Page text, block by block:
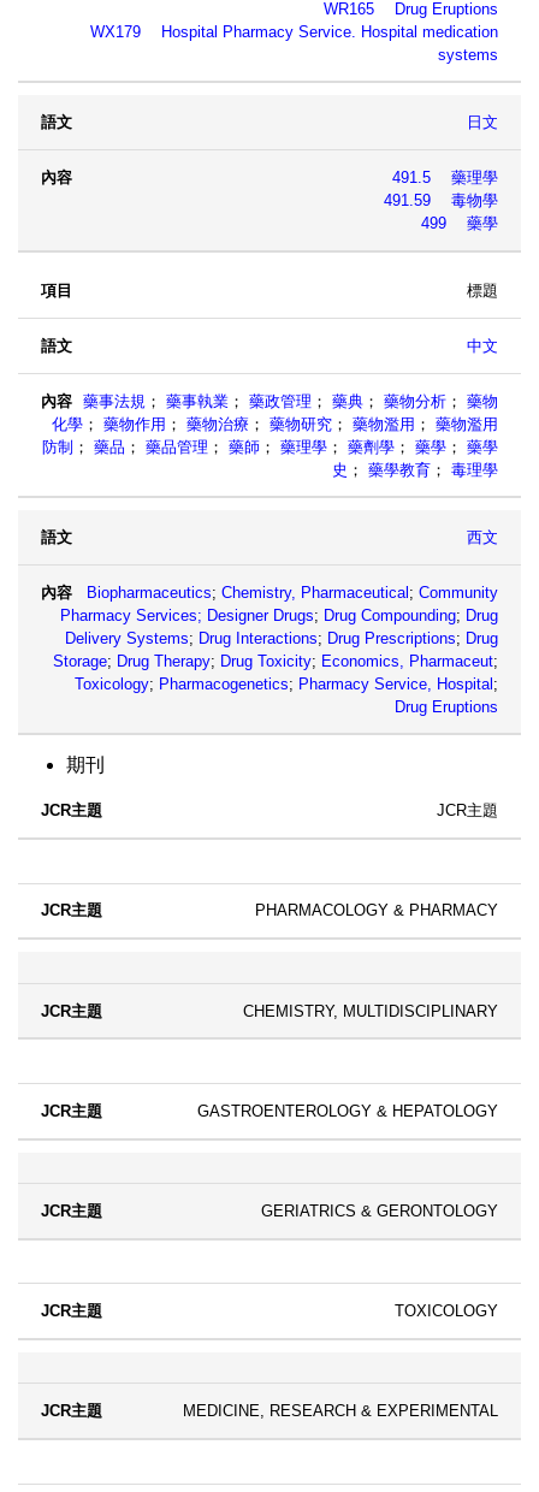
WR165 Drug Eruptions
WX179 Hospital Pharmacy Service. Hospital medication
systems
日文
491.5 藥理學
491.59 毒物學
499 藥學
標題
中文
藥事法規 ； 藥事執業； 藥政管理 ； 藥典； 藥物分析； 藥物
化學； 藥物作用 ； 藥物治療； 藥物研究； 藥物濫用 ； 藥物濫用
防制 ； 藥品 ； 藥品管理 ； 藥師； 藥理學； 藥劑學； 藥學； 藥學
史 ； 藥學教育； 毒理學
西文
Biopharmaceutics; Chemistry, Pharmaceutical; Community
Pharmacy Services; Designer Drugs; Drug Compounding; Drug
Delivery Systems; Drug Interactions; Drug Prescriptions; Drug
Storage; Drug Therapy; Drug Toxicity; Economics, Pharmaceut;
Toxicology; Pharmacogenetics; Pharmacy Service, Hospital;
Drug Eruptions
期刊
JCR主題
PHARMACOLOGY & PHARMACY
CHEMISTRY, MULTIDISCIPLINARY
GASTROENTEROLOGY & HEPATOLOGY
GERIATRICS & GERONTOLOGY
TOXICOLOGY
MEDICINE, RESEARCH & EXPERIMENTAL